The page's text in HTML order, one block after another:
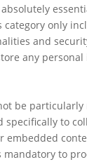
absolutely
only
and
any
be
specifically to
embedded
mandatory to